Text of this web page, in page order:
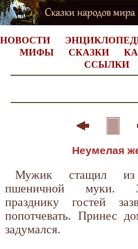
НОВОСТИ
МИФЫ
СКАЗКИ
ССЫЛКИ
Неумелая
Мужик стащил
пшеничной муки.
празднику гостей
попотчевать. Принес
задумался.